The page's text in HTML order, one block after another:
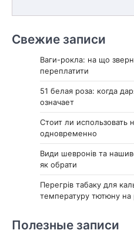
Свежие записи
Ваги-рокла: на що
переплатити
51 белая роза: когда
означает
Стоит ли использовать
одновременно
Види шевронів та
як обрати
Перегрів табаку для
температуру тютюну на
Полезные записи